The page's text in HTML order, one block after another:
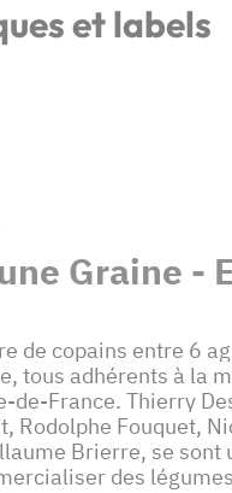
et labels
Graine -
de copains entre 6
tous adhérents à la
de-France. Thierry
Rodolphe Fouquet,
Brierre, se sont
des